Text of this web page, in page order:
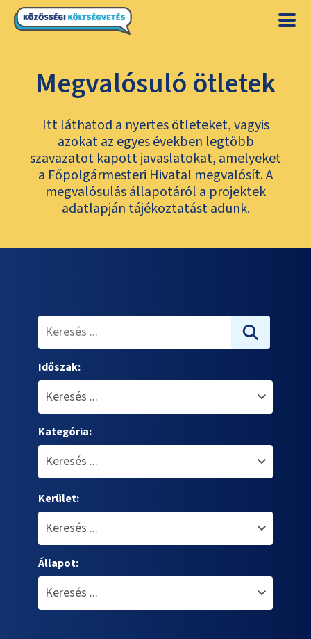
Megvalósuló ötletek
Itt láthatod a nyertes ötleteket, vagyis
azokat az egyes években legtöbb
szavazatot kapott javaslatokat, amelyeket
a Főpolgármesteri Hivatal megvalósít. A
megvalósulás állapotáról a projektek
adatlapján tájékoztatást adunk.
Időszak:
Kategória:
Kerület:
Állapot: